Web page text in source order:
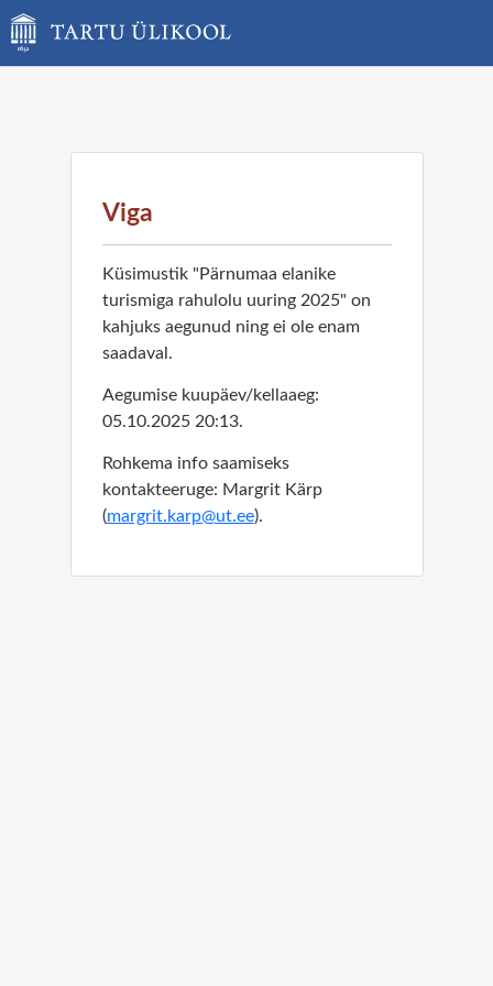
Viga
Küsimustik "Pärnumaa elanike
turismiga rahulolu uuring 2025" on
kahjuks aegunud ning ei ole enam
saadaval.
Aegumise kuupäev/kellaaeg:
05.10.2025 20:13.
Rohkema info saamiseks
kontakteeruge: Margrit Kärp
(margrit.karp@ut.ee).